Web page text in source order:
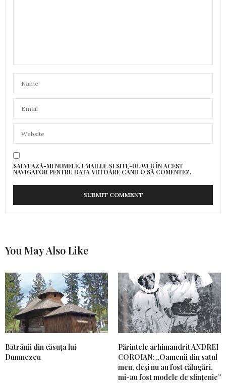
SALVEAZĂ-MI NUMELE, EMAILUL ȘI SITE-UL WEB ÎN ACEST
NAVIGATOR PENTRU DATA VIITOARE CÂND O SĂ COMENTEZ.
You May Also Like
Bătrânii din căsuța lui
Dumnezeu
Părintele arhimandrit ANDREI
COROIAN: „Oamenii din satul
meu, deși nu au fost călugări,
mi-au fost modele de sfințenie”